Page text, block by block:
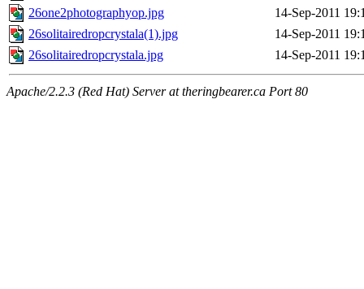
26one2photographyop.jpg
14-Sep-2011
26solitairedropcrystala(1).jpg
14-Sep-2011
26solitairedropcrystala.jpg
14-Sep-2011
Apache/2.2.3 (Red Hat) Server at theringbearer.ca Port 80